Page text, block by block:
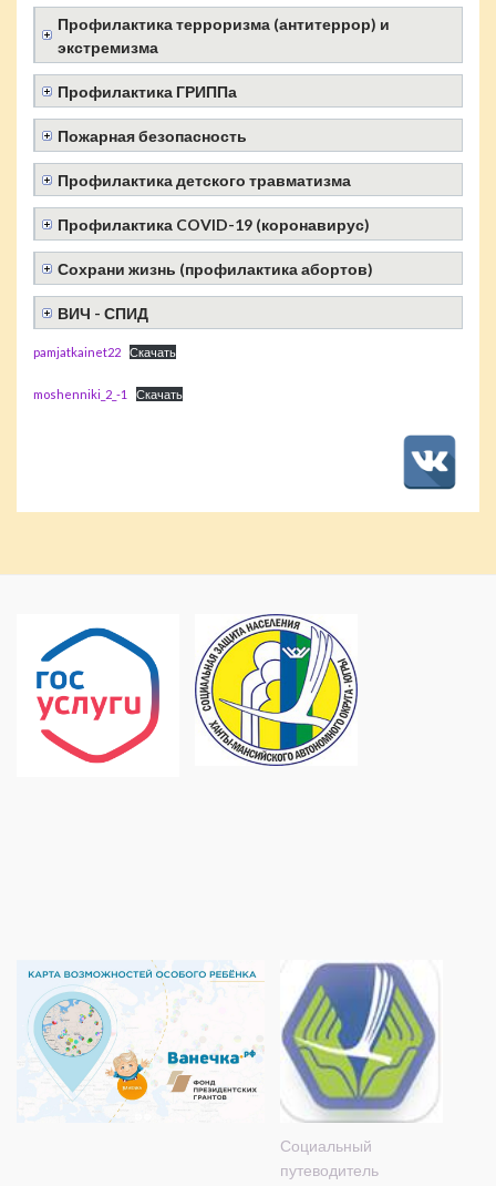
Профилактика терроризма (антитеррор) и
экстремизма
Профилактика ГРИППа
Пожарная безопасность
Профилактика детского травматизма
Профилактика COVID-19 (коронавирус)
Сохрани жизнь (профилактика абортов)
ВИЧ - СПИД
pamjatkainet22 Скачать
moshenniki_2_-1 Скачать
Социальный
путеводитель